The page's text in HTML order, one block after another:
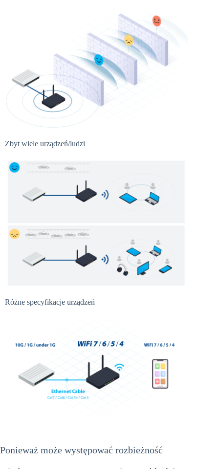
Zbyt wiele urządzeń/ludzi
Różne specyfikacje urządzeń
Ponieważ może występować rozbieżność